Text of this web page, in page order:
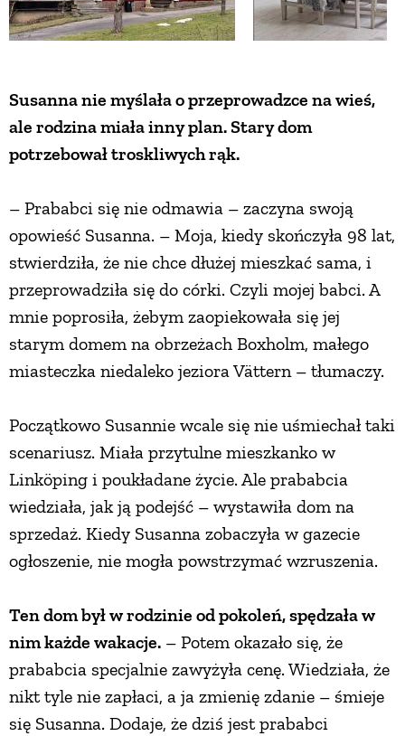
Susanna nie myślała o przeprowadzce na wieś,
ale rodzina miała inny plan. Stary dom
potrzebował troskliwych rąk.
– Prababci się nie odmawia – zaczyna swoją
opowieść Susanna. – Moja, kiedy skończyła 98 lat,
stwierdziła, że nie chce dłużej mieszkać sama, i
przeprowadziła się do córki. Czyli mojej babci. A
mnie poprosiła, żebym zaopiekowała się jej
starym domem na obrzeżach Boxholm, małego
miasteczka niedaleko jeziora Vättern – tłumaczy.
Początkowo Susannie wcale się nie uśmiechał taki
scenariusz. Miała przytulne mieszkanko w
Linköping i poukładane życie. Ale prababcia
wiedziała, jak ją podejść – wystawiła dom na
sprzedaż. Kiedy Susanna zobaczyła w gazecie
ogłoszenie, nie mogła powstrzymać wzruszenia.
Ten dom był w rodzinie od pokoleń, spędzała w
nim każde wakacje. – Potem okazało się, że
prababcia specjalnie zawyżyła cenę. Wiedziała, że
nikt tyle nie zapłaci, a ja zmienię zdanie – śmieje
się Susanna. Dodaje, że dziś jest prababci